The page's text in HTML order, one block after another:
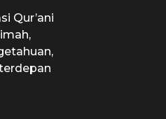
Qur’ani